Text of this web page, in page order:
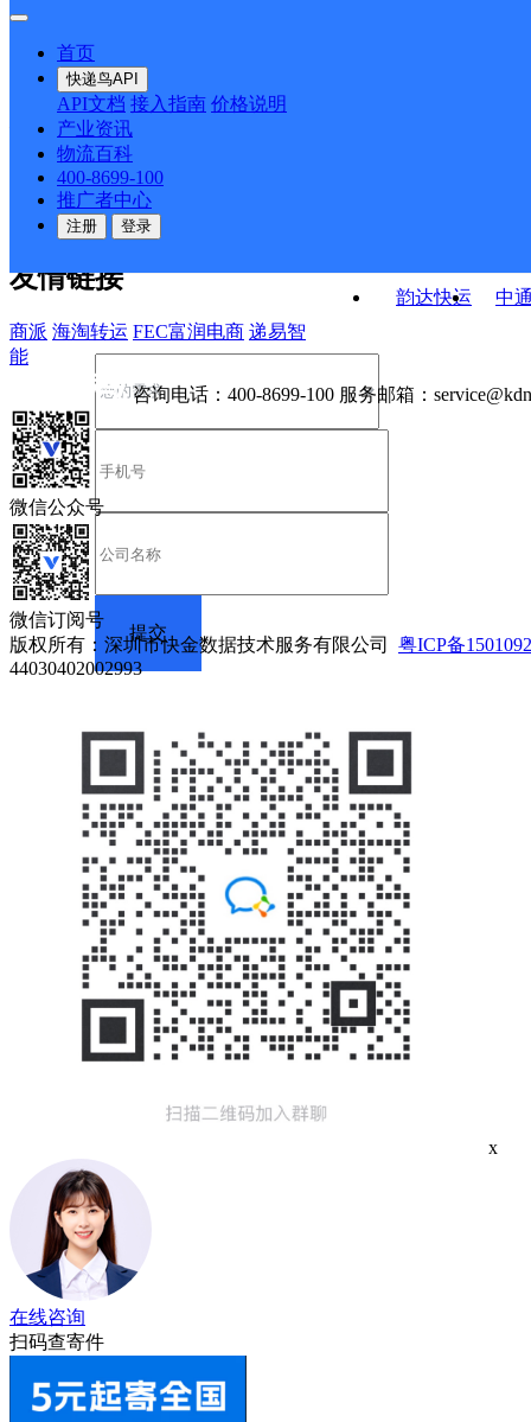
首页
快递鸟API
API文档 接入指南 价格说明
产业资讯
物流百科
400-8699-100
推广者中心
注册 登录
韵达快运
中
API接口 DEMO下载
关于我们
公司介绍 企业动态
合作伙伴 快递鸟接口服务协议
户隐私政策
友情链接
商派 海淘转运 FEC富润电商 递易智
能
咨询电话： 400-8699-100 服务邮箱：
微信公众号
微信订阅号
版权所有：深圳市快金数据技术服务有限公司 粤ICP备
44030402002993
x
在线咨询
扫码查寄件